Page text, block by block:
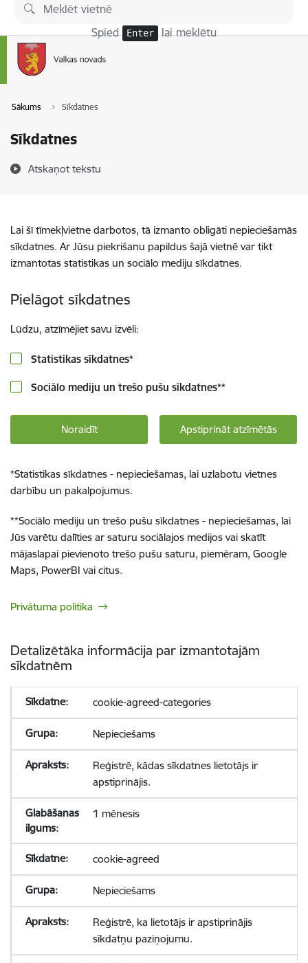
Pāriet uz lapas saturu
Spied Enter lai meklētu
Sākums Sīkdatnes
Sīkdatnes
Atskaņot tekstu
Lai šī tīmekļvietne darbotos, tā izmanto obligāti nepieciešamās
sīkdatnes. Ar Jūsu piekrišanu papildus šajā vietnē var tikt
izmantotas statistikas un sociālo mediju sīkdatnes.
Pielāgot sīkdatnes
Lūdzu, atzīmējiet savu izvēli:
Statistikas sīkdatnes*
Sociālo mediju un trešo pušu sīkdatnes**
Noraidīt Apstiprināt atzīmētās
*Statistikas sīkdatnes - nepieciešamas, lai uzlabotu vietnes
darbību un pakalpojumus.
**Sociālo mediju un trešo pušu sīkdatnes - nepieciešamas, lai
Jūs varētu dalīties ar saturu sociālajos medijos vai skatīt
mājaslapai pievienoto trešo pušu saturu, piemēram, Google
Maps, PowerBI vai citus.
Privātuma politika
Detalizētāka informācija par izmantotajām
sīkdatnēm
cookie-agreed-categories
Nepieciešams
Reģistrē, kādas sīkdatnes lietotājs ir
apstiprinājis.
1 mēnesis
cookie-agreed
Nepieciešams
Reģistrē, ka lietotājs ir apstiprinājis
sīkdatņu paziņojumu.